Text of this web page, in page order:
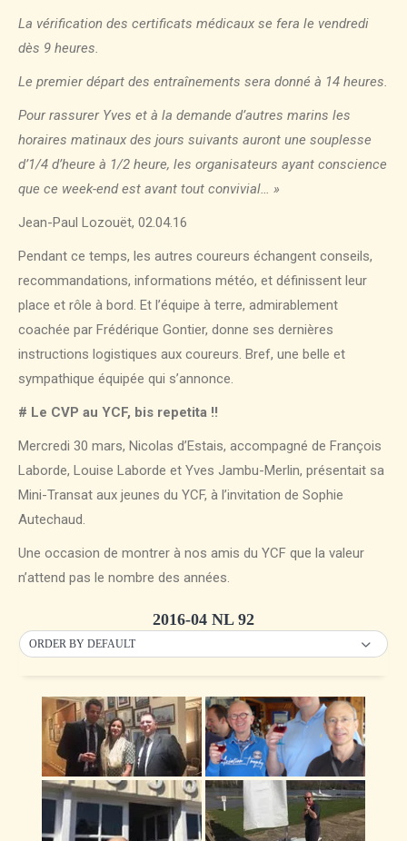
La vérification des certificats médicaux se fera le vendredi
dès 9 heures.
Le premier départ des entraînements sera donné à 14 heures.
Pour rassurer Yves et à la demande d’autres marins les
horaires matinaux des jours suivants auront une souplesse
d’1/4 d’heure à 1/2 heure, les organisateurs ayant conscience
que ce week-end est avant tout convivial… »
Jean-Paul Lozouët, 02.04.16
Pendant ce temps, les autres coureurs échangent conseils,
recommandations, informations météo, et définissent leur
place et rôle à bord. Et l’équipe à terre, admirablement
coachée par Frédérique Gontier, donne ses dernières
instructions logistiques aux coureurs. Bref, une belle et
sympathique équipée qui s’annonce.
# Le CVP au YCF, bis repetita !!
Mercredi 30 mars, Nicolas d’Estais, accompagné de François
Laborde, Louise Laborde et Yves Jambu-Merlin, présentait sa
Mini-Transat aux jeunes du YCF, à l’invitation de Sophie
Autechaud.
Une occasion de montrer à nos amis du YCF que la valeur
n’attend pas le nombre des années.
2016-04 NL 92
ORDER BY DEFAULT